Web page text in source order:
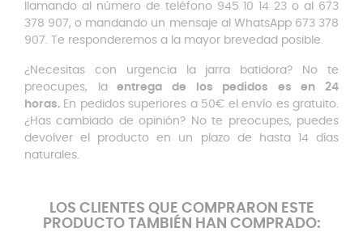
llamando al número de teléfono 945 10 14 23 o al 673
378 907, o mandando un mensaje al WhatsApp 673 378
907. Te responderemos a la mayor brevedad posible.
¿Necesitas con urgencia la jarra batidora? No te
preocupes, laentrega de los pedidos es en 24
horas. En pedidos superiores a 50€ el envío es gratuito.
¿Has cambiado de opinión? No te preocupes, puedes
devolver el producto en un plazo de hasta 14 días
naturales.
LOS CLIENTES QUE COMPRARON ESTE
PRODUCTO TAMBIÉN HAN COMPRADO: